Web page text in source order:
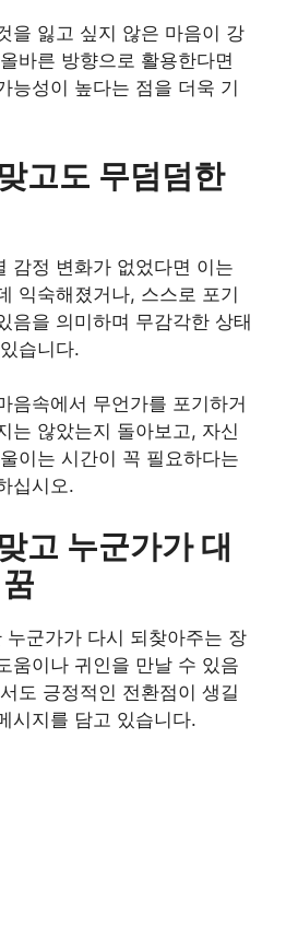
을 잃고 싶지 않은 마음이 강
바른 방향으로 활용한다면
능성이 높다는 점을 더욱 기
고도 무덤덤한
감정 변화가 없었다면 이는
익숙해졌거나, 스스로 포기
음을 의미하며 무감각한 상태
습니다.
음속에서 무언가를 포기하거
는 않았는지 돌아보고, 자신
이는 시간이 꼭 필요하다는
십시오.
고 누군가가 대
누군가가 다시 되찾아주는 장
움이나 귀인을 만날 수 있음
도 긍정적인 전환점이 생길
시지를 담고 있습니다.